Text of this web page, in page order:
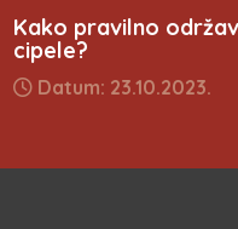
Kako pravilno
cipele?
Datum: 23.10.2023.